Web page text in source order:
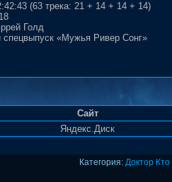
(63 трека: 21 + 14 + 14 + 14)
Голд
спецвыпуск «Мужья Ривер Сонг»
Сайт
Яндекс.Диск
Категория: Доктор Кто|